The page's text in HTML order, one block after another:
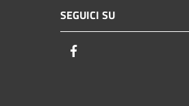
SEGUICI SU